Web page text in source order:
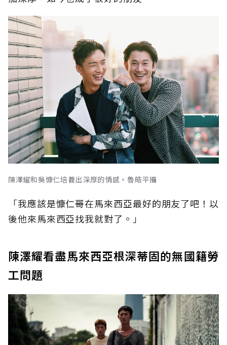
陳澤耀和吳慷仁培養出深厚的情感。魯皓平攝
「我應該是慷仁哥在馬來西亞最好的朋友了吧！以
後他來馬來西亞找我就對了。」
陳澤耀看盡馬來西亞根深蒂固的無國籍勞
工問題